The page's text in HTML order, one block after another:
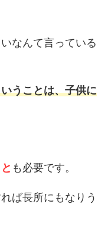
なんて言っている
うことは、子供に
も必要です。
ば長所にもなりう